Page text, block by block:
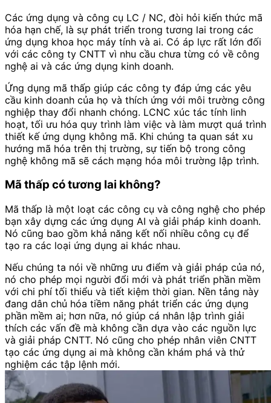
Các ứng dụng và công cụ LC / NC, đòi hỏi kiến thức mã
hóa hạn chế, là sự phát triển trong tương lai trong các
ứng dụng khoa học máy tính và ai. Có áp lực rất lớn đối
với các công ty CNTT vì nhu cầu chưa từng có về công
nghệ ai và các ứng dụng kinh doanh.
Ứng dụng mã thấp giúp các công ty đáp ứng các yêu
cầu kinh doanh của họ và thích ứng với môi trường công
nghiệp thay đổi nhanh chóng. LCNC xúc tác tính linh
hoạt, tối ưu hóa quy trình làm việc và làm mượt quá trình
thiết kế ứng dụng không mã. Khi chúng ta quan sát xu
hướng mã hóa trên thị trường, sự tiến bộ trong công
nghệ không mã sẽ cách mạng hóa môi trường lập trình.
Mã thấp có tương lai không?
Mã thấp là một loạt các công cụ và công nghệ cho phép
bạn xây dựng các ứng dụng AI và giải pháp kinh doanh.
Nó cũng bao gồm khả năng kết nối nhiều công cụ để
tạo ra các loại ứng dụng ai khác nhau.
Nếu chúng ta nói về những ưu điểm và giải pháp của nó,
nó cho phép mọi người đổi mới và phát triển phần mềm
với chi phí tối thiểu và tiết kiệm thời gian. Nền tảng này
đang dân chủ hóa tiềm năng phát triển các ứng dụng
phần mềm ai; hơn nữa, nó giúp cá nhân lập trình giải
thích các vấn đề mà không cần dựa vào các nguồn lực
và giải pháp CNTT. Nó cũng cho phép nhân viên CNTT
tạo các ứng dụng ai mà không cần khám phá và thử
nghiệm các tập lệnh mới.